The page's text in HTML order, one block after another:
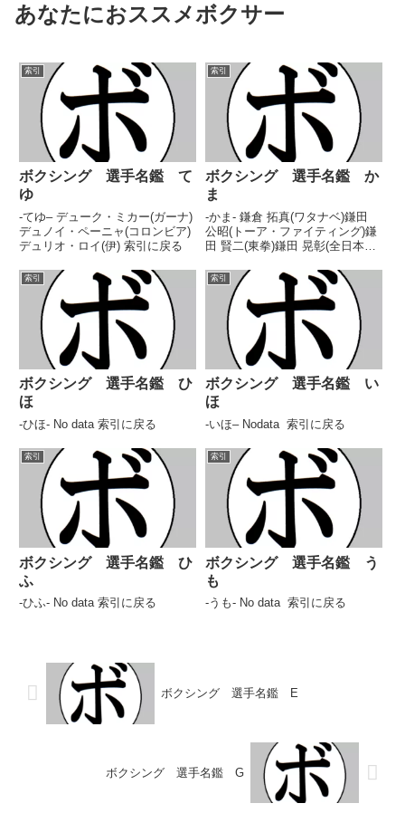
あなたにおススメボクサー
索引
ボクシング 選手名鑑 て
ゆ
-てゆ– デューク・ミカー(ガーナ)
デュノイ・ペーニャ(コロンビア)
デュリオ・ロイ(伊) 索引に戻る
索引
ボクシング 選手名鑑 か
ま
-かま- 鎌倉 拓真(ワタナベ)鎌田
公昭(トーア・ファイティング)鎌
田 賢二(東拳)鎌田 晃彰(全日本パ
(国民)ガマリエル・ディアス(メキ
シコ) 索引に戻る
索引
ボクシング 選手名鑑 ひ
ほ
-ひほ- No data 索引に戻る
索引
ボクシング 選手名鑑 い
ほ
-いほ– Nodata 索引に戻る
索引
ボクシング 選手名鑑 ひ
ふ
-ひふ- No data 索引に戻る
索引
ボクシング 選手名鑑 う
も
-うも- No data 索引に戻る
ボクシング 選手名鑑 E
ボクシング 選手名鑑 G